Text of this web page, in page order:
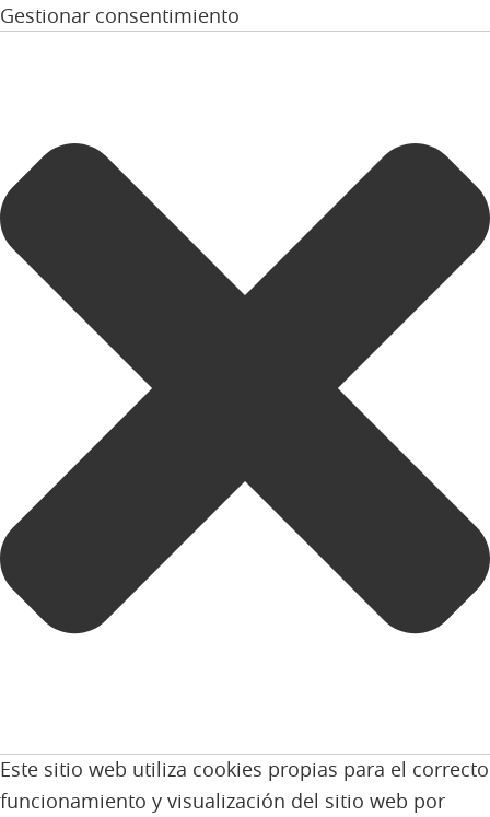
Gestionar consentimiento
Este sitio web utiliza cookies propias para el correcto
funcionamiento y visualización del sitio web por